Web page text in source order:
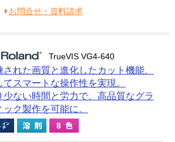
お問合せ・資料請求
TrueVIS VG4-640
された画質と進化したカット機能、
てスマートな操作性を実現。
少ない時間と労力で、高品質なグラ
ック製作を可能に。